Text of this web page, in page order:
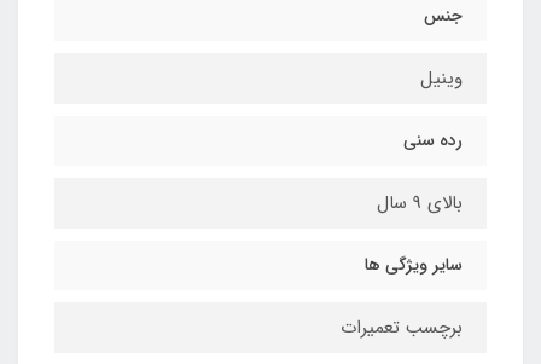
جنس
وینیل
رده سنی
بالای 9 سال
سایر ویژگی ها
برچسب تعمیرات